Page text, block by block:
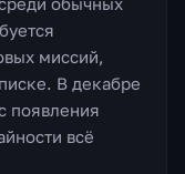
миссий,
В декабре
появления
всё